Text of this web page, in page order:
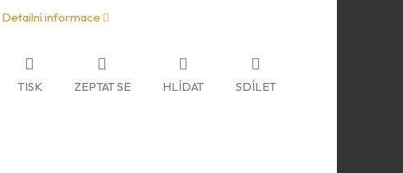
Detailní informace
TISK ZEPTAT SE HLÍDAT SDÍLET